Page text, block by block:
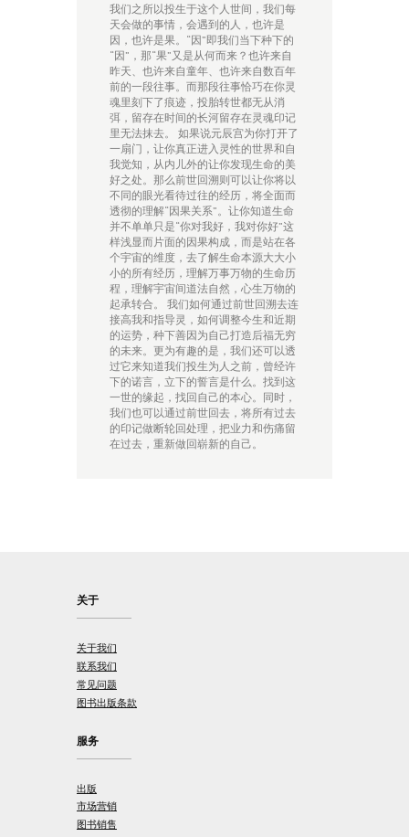
我们之所以投生于这个人世间，我们每
天会做的事情，会遇到的人，也许是
因，也许是果。“因”即我们当下种下的
“因”，那“果”又是从何而来？也许来自
昨天、也许来自童年、也许来自数百年
前的一段往事。而那段往事恰巧在你灵
魂里刻下了痕迹，投胎转世都无从消
弭，留存在时间的长河留存在灵魂印记
里无法抹去。 如果说元辰宫为你打开了
一扇门，让你真正进入灵性的世界和自
我觉知，从内儿外的让你发现生命的美
好之处。那么前世回溯则可以让你将以
不同的眼光看待过往的经历，将全面而
透彻的理解“因果关系”。让你知道生命
并不单单只是“你对我好，我对你好”这
样浅显而片面的因果构成，而是站在各
个宇宙的维度，去了解生命本源大大小
小的所有经历，理解万事万物的生命历
程，理解宇宙间道法自然，心生万物的
起承转合。 我们如何通过前世回溯去连
接高我和指导灵，如何调整今生和近期
的运势，种下善因为自己打造后福无穷
的未来。更为有趣的是，我们还可以透
过它来知道我们投生为人之前，曾经许
下的诺言，立下的誓言是什么。找到这
一世的缘起，找回自己的本心。同时，
我们也可以通过前世回去，将所有过去
的印记做断轮回处理，把业力和伤痛留
在过去，重新做回崭新的自己。
关于
关于我们
联系我们
常见问题
图书出版条款
服务
出版
市场营销
图书销售